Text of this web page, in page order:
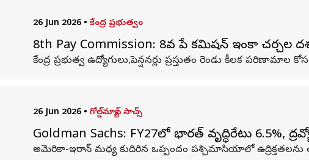
26 Jun 2026 • కేంద్ర ప్రభుత్వం
8th Pay Commission: 8వ పే కమిషన్ ఇంకా చర్చల
కేంద్ర ప్రభుత్వ ఉద్యోగులు,పెన్షనర్లు ప్రస్తుతం రెండు కీలక పరిణామాల
26 Jun 2026 • గోల్డ్‌మ్యాన్ సాచ్స్
Goldman Sachs: FY27లో భారత్ వృద్ధిరేటు 6.5%,
అమెరికా-ఇరాన్ మధ్య కుదిరిన ఒప్పందం పశ్చిమాసియాలో ఉద్రిక్తతలను